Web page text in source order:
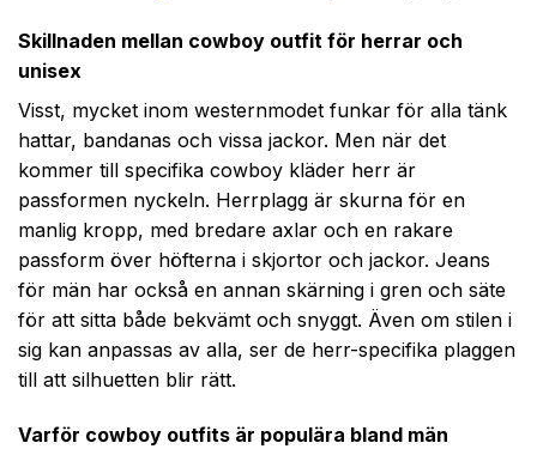
Skillnaden mellan cowboy outfit för herrar och
unisex
Visst, mycket inom westernmodet funkar för alla tänk
hattar, bandanas och vissa jackor. Men när det
kommer till specifika cowboy kläder herr är
passformen nyckeln. Herrplagg är skurna för en
manlig kropp, med bredare axlar och en rakare
passform över höfterna i skjortor och jackor. Jeans
för män har också en annan skärning i gren och säte
för att sitta både bekvämt och snyggt. Även om stilen i
sig kan anpassas av alla, ser de herr-specifika plaggen
till att silhuetten blir rätt.
Varför cowboy outfits är populära bland män